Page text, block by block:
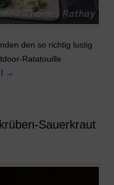
den so richtig lustig
Ratatouille
→
Sauerkraut